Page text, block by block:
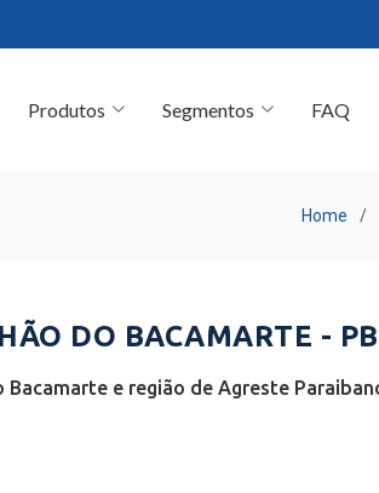
Produtos Segmentos FAQ
Home
DO BACAMARTE - PB
e região de Agreste